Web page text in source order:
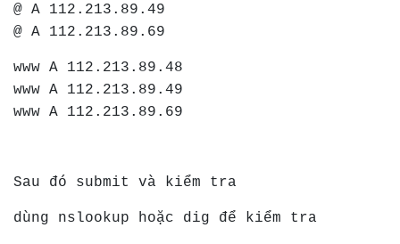
@ A 112.213.89.49
@ A 112.213.89.69
www A 112.213.89.48
www A 112.213.89.49
www A 112.213.89.69
Sau đó submit và kiểm tra
dùng nslookup hoặc dig để kiểm tra